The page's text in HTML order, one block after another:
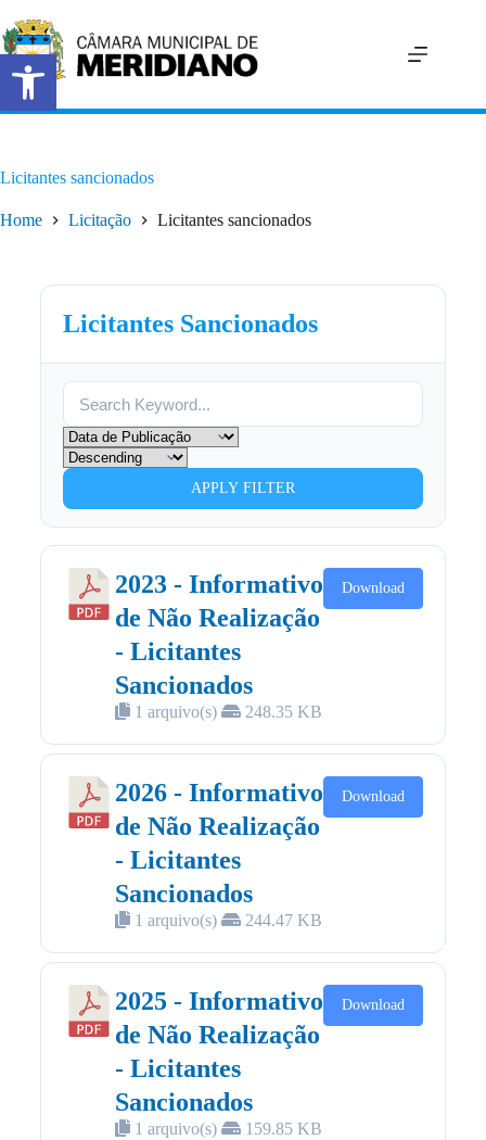
Abrir a barra de ferramentas
Licitantes sancionados
Home Licitação Licitantes sancionados
Licitantes Sancionados
APPLY FILTER
2023 - Informativo
de Não Realização
- Licitantes
Sancionados
1 arquivo(s) 248.35 KB
Download
2026 - Informativo
de Não Realização
- Licitantes
Sancionados
1 arquivo(s) 244.47 KB
Download
2025 - Informativo
de Não Realização
- Licitantes
Sancionados
1 arquivo(s) 159.85 KB
Download